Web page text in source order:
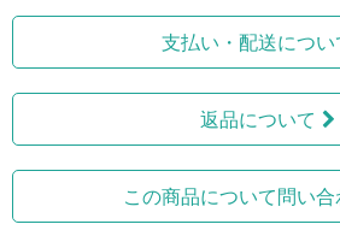
支払い・配送につい
返品について
この商品について問い合